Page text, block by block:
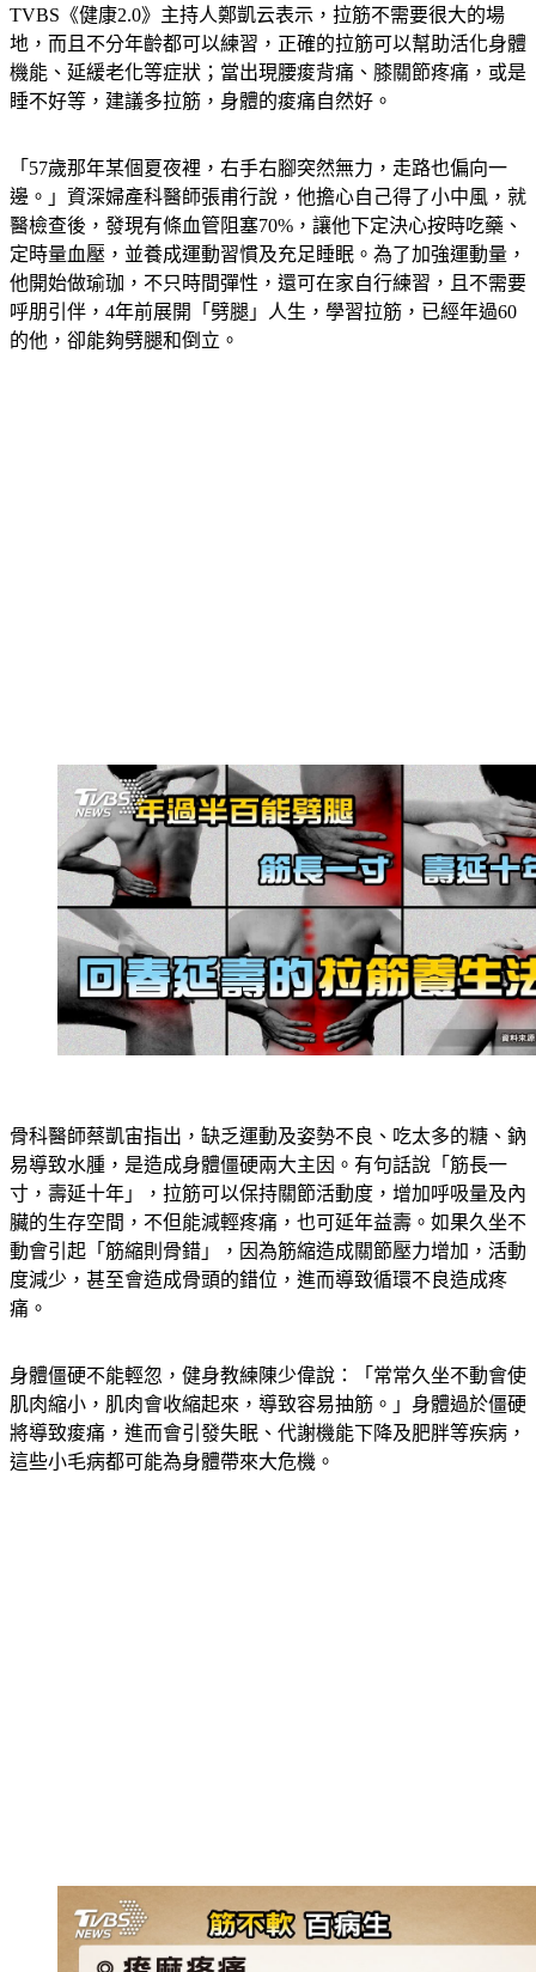
地，而且不分年齡都可以練習，正確的拉筋可以幫助活化身體
機能、延緩老化等症狀；當出現腰痠背痛、膝關節疼痛，或是
睡不好等，建議多拉筋，身體的痠痛自然好。
邊。」資深婦產科醫師張甫行說，他擔心自己得了小中風，就
醫檢查後，發現有條血管阻塞70%，讓他下定決心按時吃藥、
定時量血壓，並養成運動習慣及充足睡眠。為了加強運動量，
他開始做瑜珈，不只時間彈性，還可在家自行練習，且不需要
呼朋引伴，4年前展開「劈腿」人生，學習拉筋，已經年過60
的他，卻能夠劈腿和倒立。
易導致水腫，是造成身體僵硬兩大主因。有句話說「筋長一
寸，壽延十年」，拉筋可以保持關節活動度，增加呼吸量及內
臟的生存空間，不但能減輕疼痛，也可延年益壽。如果久坐不
動會引起「筋縮則骨錯」，因為筋縮造成關節壓力增加，活動
度減少，甚至會造成骨頭的錯位，進而導致循環不良造成疼
痛。
肌肉縮小，肌肉會收縮起來，導致容易抽筋。」身體過於僵硬
將導致痠痛，進而會引發失眠、代謝機能下降及肥胖等疾病，
這些小毛病都可能為身體帶來大危機。